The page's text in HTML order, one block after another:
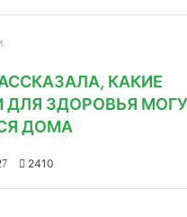
КАКИЕ
ДЛЯ ЗДОРОВЬЯ
ДОМА
2410